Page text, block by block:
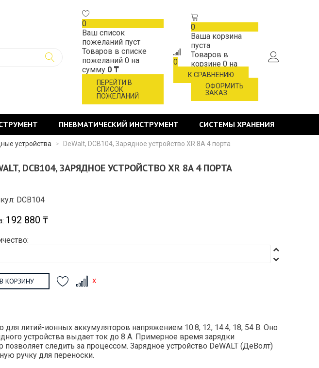
0
Ваш список
пожеланий пуст
Товаров в списке
пожеланий 0 на
сумму 0 ₸
ПЕРЕЙТИ В
СПИСОК
ПОЖЕЛАНИЙ
0
К СРАВНЕНИЮ
0
Ваша корзина
пуста
Товаров в
корзине 0 на
сумму0 ₸
ОФОРМИТЬ
ЗАКАЗ
ПНЕВМАТИЧЕСКИЙ ИНСТРУМЕНТ СИСТЕМЫ ХРАНЕНИЯ
устройства > DeWalt, DCB104, Зарядное устройство XR 8A 4 порта
DCB104, ЗАРЯДНОЕ УСТРОЙСТВО XR 8A 4 ПОРТА
DCB104
192 880 ₸
В КОРЗИНУ
для литий-ионных аккумуляторов напряжением 10.8, 12, 14.4, 18, 54 В. Оно
устройства выдает ток до 8 А. Примерное время зарядки
следить за процессом. Зарядное устройство DeWALT (ДеВолт)
ручку для переноски.